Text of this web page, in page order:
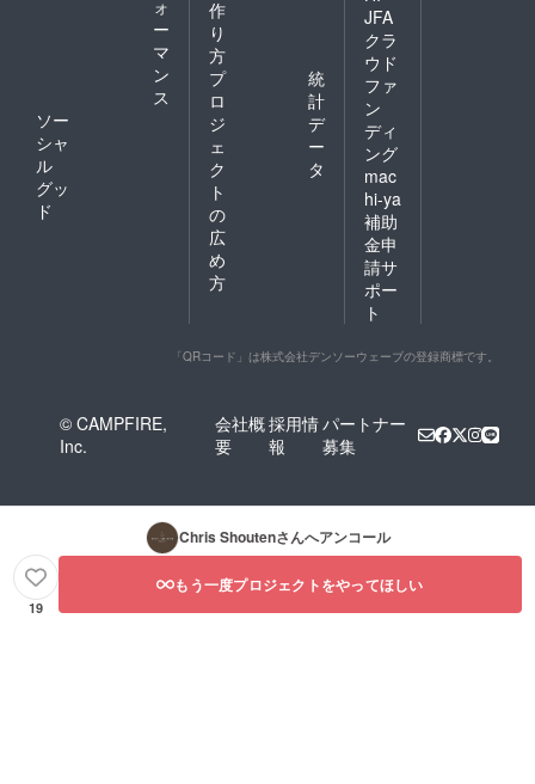
ォ
ー
マ
ン
ス
ソー
シャ
ル
グッ
ド
作
り
方
プ
ロ
ジ
ェ
ク
ト
の
広
め
方
統
計
デ
ー
タ
JFA
クラ
ウド
ファ
ン
ディ
ング
mac
hi-ya
補助
金申
請サ
ポー
ト
「QRコード」は株式会社デンソーウェーブの登録商標です。
© CAMPFIRE,
Inc.
会社概
要
採用情
報
パートナー
募集
Chris Shoutenさんへアンコール
19
もう一度プロジェクトをやってほしい